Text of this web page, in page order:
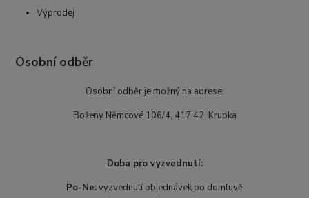
Výprodej
Osobní odběr
Osobní odběr je možný na adrese:
Boženy Němcové 106/4, 417 42 Krupka
Doba pro vyzvednutí:
Po-Ne:vyzvednutí objednávek po domluvě